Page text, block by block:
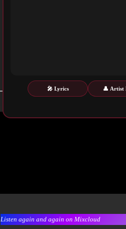
🎤 Lyrics 👤 Artist
Listen again and again on Mixcloud